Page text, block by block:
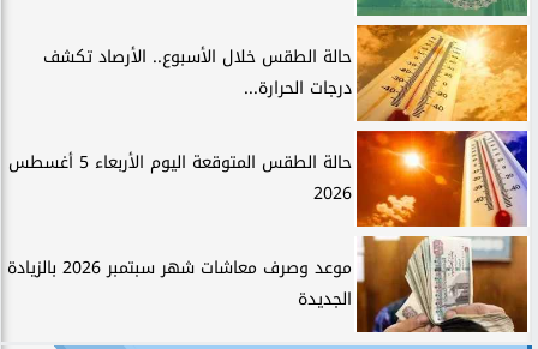
حالة الطقس خلال الأسبوع.. الأرصاد تكشف
درجات الحرارة...
حالة الطقس المتوقعة اليوم الأربعاء 5 أغسطس
2026
موعد وصرف معاشات شهر سبتمبر 2026 بالزيادة
الجديدة